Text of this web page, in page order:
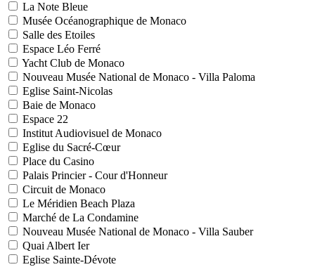
La Note Bleue
Musée Océanographique de Monaco
Salle des Etoiles
Espace Léo Ferré
Yacht Club de Monaco
Nouveau Musée National de Monaco - Villa Paloma
Eglise Saint-Nicolas
Baie de Monaco
Espace 22
Institut Audiovisuel de Monaco
Eglise du Sacré-Cœur
Place du Casino
Palais Princier - Cour d'Honneur
Circuit de Monaco
Le Méridien Beach Plaza
Marché de La Condamine
Nouveau Musée National de Monaco - Villa Sauber
Quai Albert Ier
Eglise Sainte-Dévote